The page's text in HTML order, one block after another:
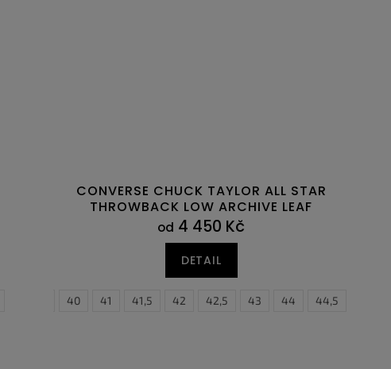
47,5
CONVERSE CHUCK TAYLOR ALL STAR
THROWBACK LOW ARCHIVE LEAF
CAMO
od 4 450 Kč
DETAIL
40 41 41,5 42 42,5 43 44 44,5